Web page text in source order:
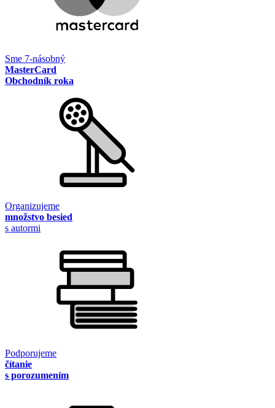
Sme 7-násobný
MasterCard
Obchodník roka
Organizujeme
množstvo besied
s autormi
Podporujeme
čítanie
s porozumením